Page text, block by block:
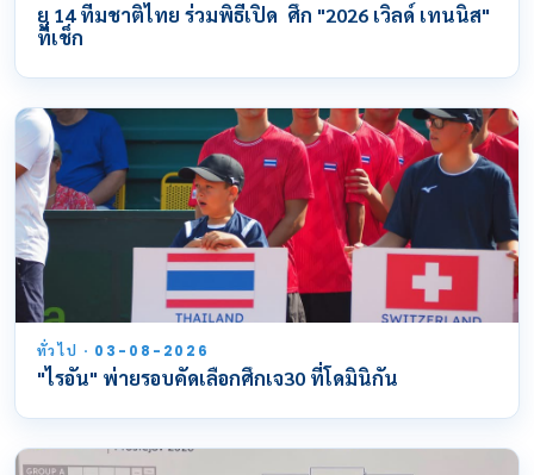
ยู 14 ทีมชาติไทย ร่วมพิธีเปิด ศึก "2026 เวิลด์ เทนนิส"
ที่เช็ก
ทั่วไป · 03-08-2026
"ไรอัน" พ่ายรอบคัดเลือกศึกเจ30 ที่โดมินิกัน